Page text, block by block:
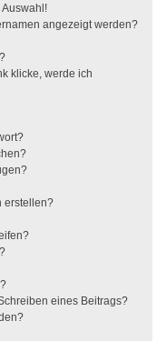
angezeigt werden?
klicke, werde ich
erstellen?
eines Beitrags?